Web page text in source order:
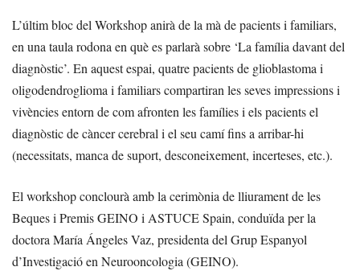
L’últim bloc del Workshop anirà de la mà de pacients i familiars,
en una taula rodona en què es parlarà sobre ‘La família davant del
diagnòstic’. En aquest espai, quatre pacients de glioblastoma i
oligodendroglioma i familiars compartiran les seves impressions i
vivències entorn de com afronten les famílies i els pacients el
diagnòstic de càncer cerebral i el seu camí fins a arribar-hi
(necessitats, manca de suport, desconeixement, incerteses, etc.).
El workshop conclourà amb la cerimònia de lliurament de les
Beques i Premis GEINO i ASTUCE Spain, conduïda per la
doctora María Ángeles Vaz, presidenta del Grup Espanyol
d’Investigació en Neurooncologia (GEINO).